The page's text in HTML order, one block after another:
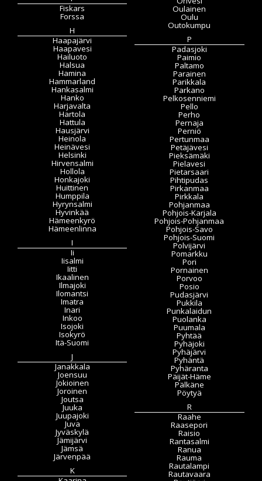
Fiskars
Forssa
H
Haapajärvi
Haapavesi
Hailuoto
Halsua
Hamina
Hammarland
Hankasalmi
Hanko
Harjavalta
Hartola
Hattula
Hausjärvi
Heinola
Heinävesi
Helsinki
Hirvensalmi
Hollola
Honkajoki
Huittinen
Humppila
Hyrynsalmi
Hyvinkää
Hämeenkyrö
Hämeenlinna
I
Ii
Iisalmi
Iitti
Ikaalinen
Ilmajoki
Ilomantsi
Imatra
Inari
Inkoo
Isojoki
Isokyrö
Itä-Suomi
J
Janakkala
Joensuu
Jokioinen
Joroinen
Joutsa
Juuka
Juupajoki
Juva
Jyväskylä
Jämijärvi
Jämsä
Järvenpää
K
Oulainen
Oulu
Outokumpu
P
Padasjoki
Paimio
Paltamo
Parainen
Parikkala
Parkano
Pelkosenniemi
Pello
Perho
Pernaja
Perniö
Pertunmaa
Petäjävesi
Pieksämäki
Pielavesi
Pietarsaari
Pihtipudas
Pirkanmaa
Pirkkala
Pohjanmaa
Pohjois-Karjala
Pohjois-Pohjanmaa
Pohjois-Savo
Pohjois-Suomi
Polvijärvi
Pomarkku
Pori
Pornainen
Porvoo
Posio
Pudasjärvi
Pukkila
Punkalaidun
Puolanka
Puumala
Pyhtää
Pyhäjoki
Pyhäjärvi
Pyhäntä
Pyhäranta
Päijät-Häme
Pälkäne
Pöytyä
R
Raahe
Raasepori
Raisio
Rantasalmi
Ranua
Rauma
Rautalampi
Rautavaara